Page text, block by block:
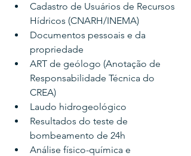
Cadastro de Usuários de Recursos
Hídricos (CNARH/INEMA)
Documentos pessoais e da
propriedade
ART de geólogo (Anotação de
Responsabilidade Técnica do
CREA)
Laudo hidrogeológico
Resultados do teste de
bombeamento de 24h
Análise físico-química e